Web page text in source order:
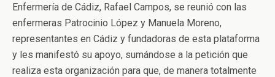
Enfermería de Cádiz, Rafael Campos, se reunió con las
enfermeras Patrocinio López y Manuela Moreno,
representantes en Cádiz y fundadoras de esta plataforma
y les manifestó su apoyo, sumándose a la petición que
realiza esta organización para que, de manera totalmente